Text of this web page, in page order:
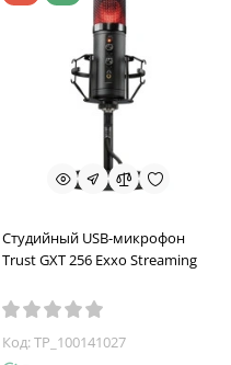
Студийный USB-микрофон
Trust GXT 256 Exxo Streaming
Код: TP_100141027